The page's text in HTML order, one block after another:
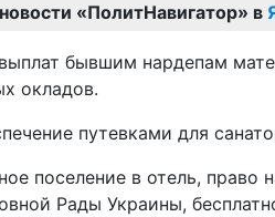
«ПолитНавигатор» в
бывшим нардепам
окладов.
путевками для
поселение в отель, право
Рады Украины,